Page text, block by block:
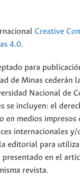
Creative
4.0.
para
de Minas cederán
Nacional de
se incluyen: el
medios impresos
internacionales y/
editorial para
en el
revista.